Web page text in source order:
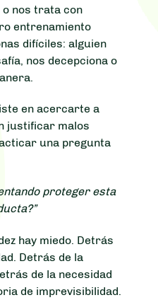
nos trata con
entrenamiento
difíciles: alguien
nos decepciona o
en acercarte a
justificar malos
una pregunta
proteger esta
hay miedo. Detrás
Detrás de la
de la necesidad
de imprevisibilidad.